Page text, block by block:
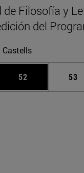
de Filosofía y
del
Castells
Use TAB para
Página
52 53